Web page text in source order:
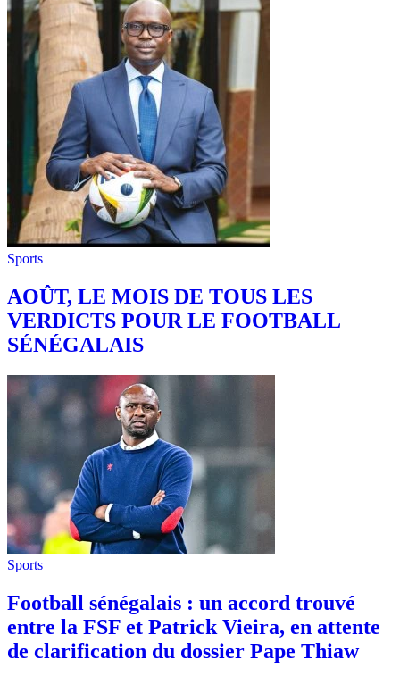
Sports
AOÛT, LE MOIS DE TOUS LES
VERDICTS POUR LE FOOTBALL
SÉNÉGALAIS
Sports
Football sénégalais : un accord trouvé
entre la FSF et Patrick Vieira, en attente
de clarification du dossier Pape Thiaw